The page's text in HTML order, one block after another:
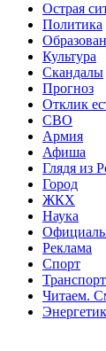
Острая
Политика
Культура
Скандалы
Прогноз
Отклик
СВО
Армия
Афиша
Глядя из
Город
ЖКХ
Наука
Реклама
Спорт
Читаем.